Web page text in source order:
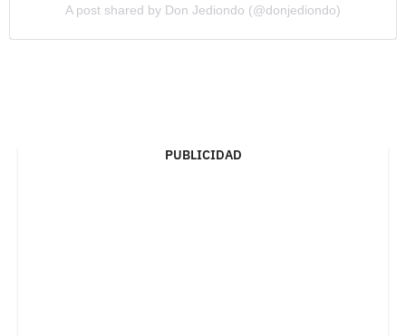
A post shared by Don Jediondo (@donjediondo)
PUBLICIDAD